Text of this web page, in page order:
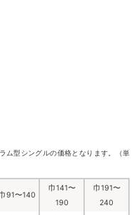
ム型シングルの価格となります。（単
91〜140
巾141〜
190
巾191〜
240